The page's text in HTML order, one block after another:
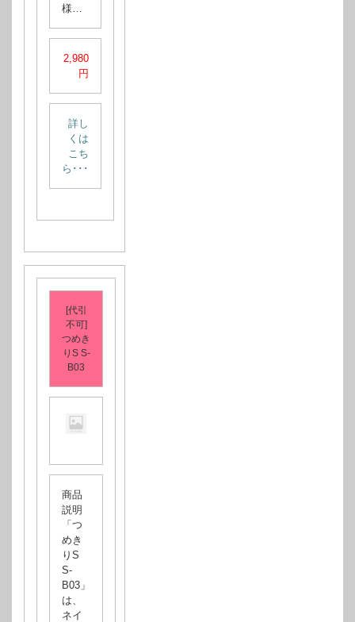
様…
2,980
円
詳し
くは
こち
ら･･･
[代引
不可]
つめき
りS S-
B03
商品
説明
「つ
めき
りS
S-
B03」
は、
ネイ